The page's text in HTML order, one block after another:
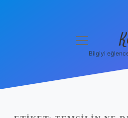
Yasal Uyarı
menüyü
Bilgiyi